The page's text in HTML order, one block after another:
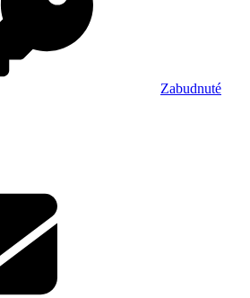
Zabudnuté